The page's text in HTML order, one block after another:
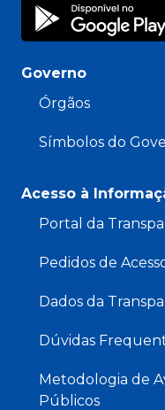
Governo
Órgãos
Símbolos do
Acesso à
Portal da
Pedidos de
Dados da
Dúvidas
Metodologia de
Públicos